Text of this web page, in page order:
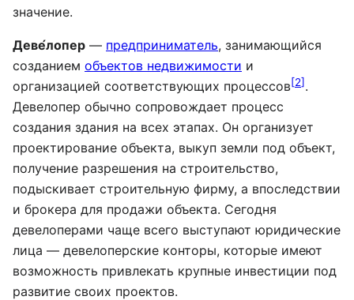
значение.
Деве́лопер — предприниматель, занимающийся
созданием объектов недвижимости и
организацией соответствующих процессов[2].
Девелопер обычно сопровождает процесс
создания здания на всех этапах. Он организует
проектирование объекта, выкуп земли под объект,
получение разрешения на строительство,
подыскивает строительную фирму, а впоследствии
и брокера для продажи объекта. Сегодня
девелоперами чаще всего выступают юридические
лица — девелоперские конторы, которые имеют
возможность привлекать крупные инвестиции под
развитие своих проектов.